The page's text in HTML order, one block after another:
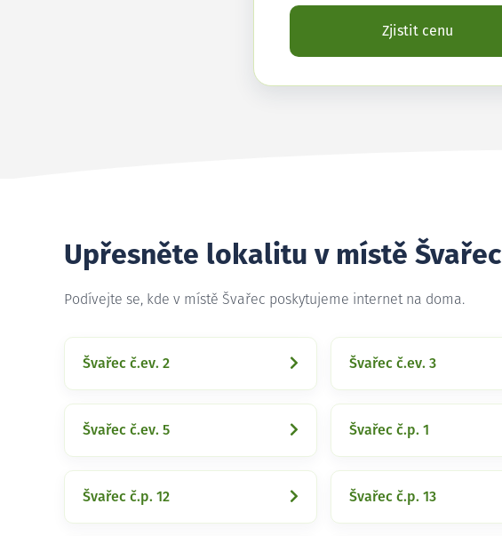
Zjistit cenu
Upřesněte lokalitu v místě Švařec
Podívejte se, kde v místě Švařec poskytujeme internet na doma.
Švařec č.ev. 2 Švařec č.ev. 3
Švařec č.ev. 5 Švařec č.p. 1
Švařec č.p. 12 Švařec č.p. 13